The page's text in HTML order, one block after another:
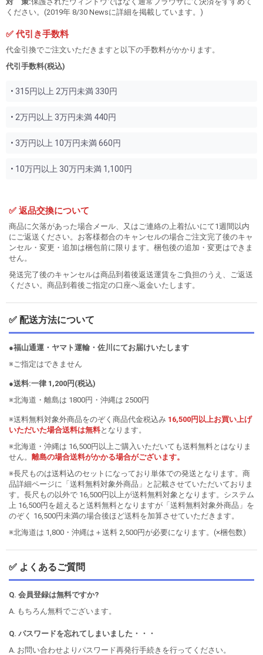
ください。(2019年 8/30 Newsに詳細を掲載しています。)
✅ 代引き手数料
代金引換でご注文いただきますと以下の手数料がかかります。
代引手数料(税込)
• 315円以上 2万円未満 330円
• 2万円以上 3万円未満 440円
• 3万円以上 10万円未満 660円
• 10万円以上 30万円未満 1,100円
✅ 返品交換について
商品に欠落があった場合メール、又はご連絡の上着払いにて1週間以内
にご返送ください。お客様都合のキャンセルの場合ご注文完了後のキャ
ンセル・変更・追加は梱包前に限ります。梱包後の追加・変更はできま
せん。
発送完了後のキャンセルは商品到着後返送運賃をご負担のうえ、ご返送
ください。商品到着後ご指定の口座へ返金いたします。
✅ 配送方法について
●福山通運・ヤマト運輸・佐川にてお届けいたします
※ご指定はできません
●送料:一律 1,200円(税込)
※北海道・離島は 1800円・沖縄は 2500円
※送料無料対象外商品をのぞく商品代金税込み 16,500円以上お買い上げ
いただいた場合送料は無料となります。
※北海道・沖縄は 16,500円以上ご購入いただいても送料無料とはなりま
せん。 離島の場合送料がかかる場合がございます。
※長尺ものは送料込のセットになっており単体での発送となります。商
品詳細ページに「送料無料対象外商品」と記載させていただいておりま
す。長尺もの以外で 16,500円以上が送料無料対象となります。システム
上 16,500円を超えると送料無料となりますが「送料無料対象外商品」を
のぞく 16,500円未満の場合後ほど送料を加算させていただきます。
※北海道は 1,800・沖縄は＋送料 2,500円が必要になります。(×梱包数)
✅ よくあるご質問
Q. 会員登録は無料ですか?
A. もちろん無料でございます。
Q. パスワードを忘れてしまいました・・・
A. お問い合わせよりパスワード再発行手続きを行ってください。